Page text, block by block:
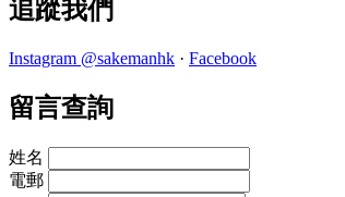
追蹤我們
Instagram @sakemanhk · Facebook
留言查詢
姓名
電郵